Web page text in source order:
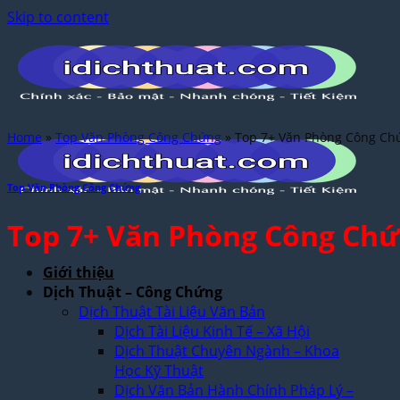
Skip to content
Giới thiệu
Dịch Thuật – Công Chứng
Dịch Thuật Tài Liệu Văn Bản
Dịch Tài Liệu Kinh Tế – Xã Hội
Dịch Thuật Chuyên Ngành – Khoa
Học Kỹ Thuật
Dịch Văn Bản Hành Chính Pháp Lý –
Home»Top Văn Phòng Công Chứng»Top 7+ Văn Phòng Công
Top Văn Phòng Công Chứng
Top 7+ Văn Phòng Công